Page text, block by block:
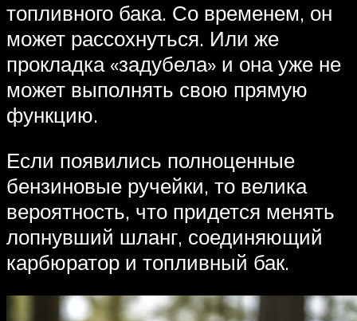
топливного бака. Со временем, он
может рассохнуться. Или же
прокладка «задубела» и она уже не
может выполнять свою прямую
функцию.
Если появились полноценные
бензиновые ручейки, то велика
вероятность, что придется менять
лопнувший шланг, соединяющий
карбюратор и топливный бак.